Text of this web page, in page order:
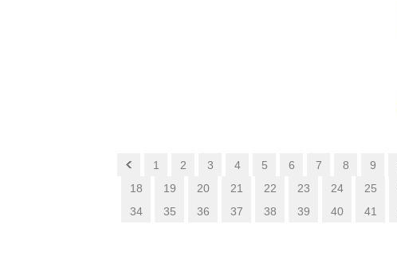
1 2 3 4 5 6 7 8 9
18
19 20 21 22 23 24 25
34
35 36 37 38 39 40 41